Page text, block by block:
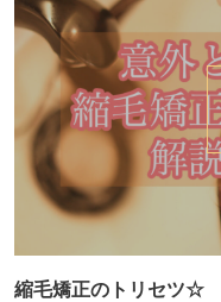
縮毛矯正のトリセツ☆